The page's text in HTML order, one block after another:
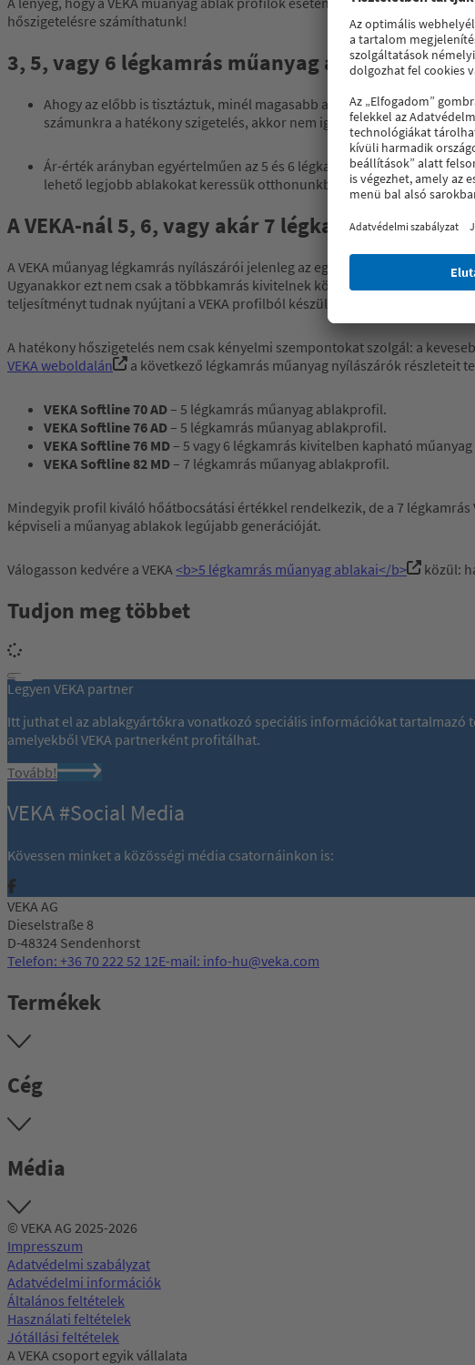
hőszigetelésre számíthatunk!
3, 5, vagy 6 légkamrás műanyag ablakprofilt
Ahogy az előbb is tisztáztuk, minél magasabb a légkamrák száma,
számunkra a hatékony szigetelés, akkor nem igazán éri meg ilyen
Ár-érték arányban egyértelműen az 5 és 6 légkamrás ablakok érik
lehető legjobb ablakokat keressük otthonunkba vagy az irodánkba,
A VEKA-nál 5, 6, vagy akár 7 légkamrás
A VEKA műanyag légkamrás nyílászárói jelenleg az egyik legjobb
Ugyanakkor ezt nem csak a többkamrás kivitelnek köszönhetik: a profilok
teljesítményt tudnak nyújtani a VEKA profilból készült nyílászárók.
A hatékony hőszigetelés nem csak kényelmi szempontokat szolgál: a
VEKA weboldalán
a következő légkamrás műanyag nyílászárók részleteit
VEKA Softline 70 AD– 5 légkamrás műanyag ablakprofil.
VEKA Softline 76 AD– 5 légkamrás műanyag ablakprofil.
VEKA Softline 76 MD– 5 vagy 6 légkamrás kivitelben kapható
VEKA Softline 82 MD– 7 légkamrás műanyag ablakprofil.
Mindegyik profil kiváló hőátbocsátási értékkel rendelkezik, de a 7
képviseli a műanyag ablakok legújabb generációját.
Válogasson kedvére a VEKA <b>5 légkamrás műanyag ablakai</b> közül:
Tudjon meg többet
Legyen VEKA partner
Itt juthat el az ablakgyártókra vonatkozó speciális információkat tartalmazó
amelyekből VEKA partnerként profitálhat.
Tovább!
VEKA #Social Media
Kövessen minket a közösségi média csatornáinkon is:
VEKA AG
Dieselstraße 8
D-48324 Sendenhorst
Telefon: +36 70 222 52 12E-mail: info-hu@veka.com
Termékek
Cég
Média
© VEKA AG 2025-2026
Impresszum
Adatvédelmi szabályzat
Adatvédelmi információk
Általános feltételek
Használati feltételek
Jótállási feltételek
A VEKA csoport egyik vállalata